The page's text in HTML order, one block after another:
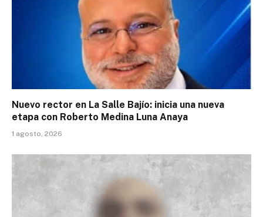
Nuevo rector en La Salle Bajío: inicia una nueva
etapa con Roberto Medina Luna Anaya
1 agosto, 2026